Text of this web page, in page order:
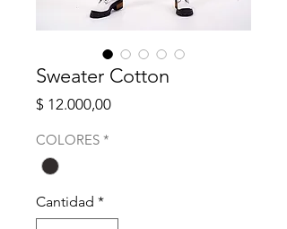
Sweater Cotton
$ 12.000,00Precio
COLORES *
Cantidad *